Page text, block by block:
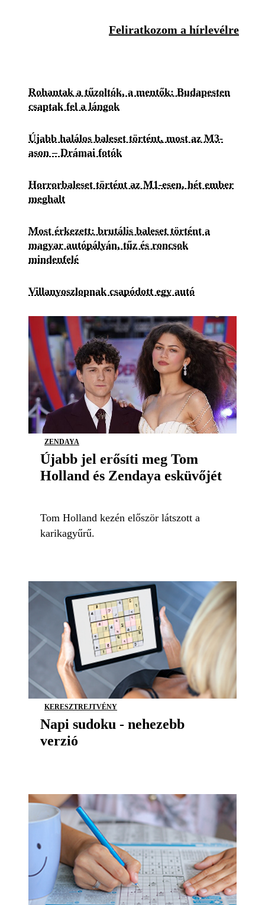
Feliratkozom a hírlevélre
Rohantak a tűzoltók, a mentők: Budapesten
csaptak fel a lángok
Újabb halálos baleset történt, most az M3-
ason – Drámai fotók
Horrorbaleset történt az M1-esen, hét ember
meghalt
Most érkezett: brutális baleset történt a
magyar autópályán, tűz és roncsok
mindenfelé
Villanyoszlopnak csapódott egy autó
ZENDAYA
Újabb jel erősíti meg Tom
Holland és Zendaya esküvőjét
Tom Holland kezén először látszott a
karikagyűrű.
KERESZTREJTVÉNY
Napi sudoku - nehezebb
verzió